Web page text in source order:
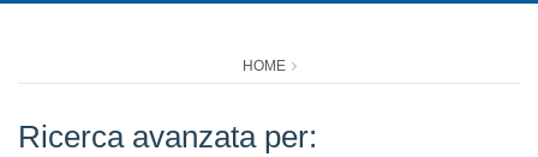
HOME
Ricerca avanzata per: